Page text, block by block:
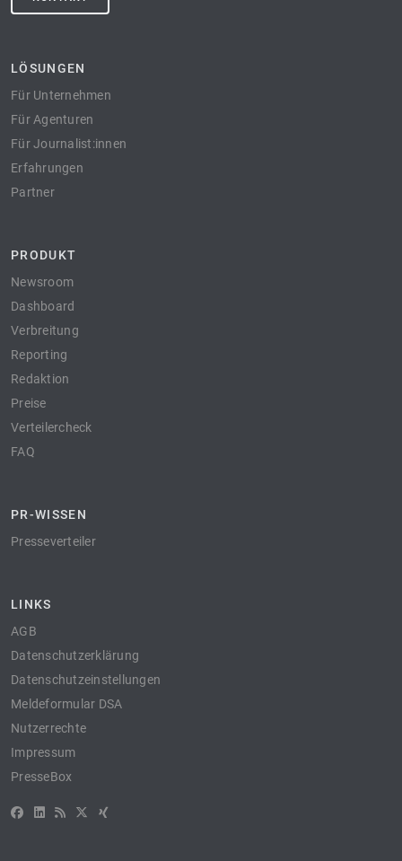
LÖSUNGEN
Für Unternehmen
Für Agenturen
Für Journalist:innen
Erfahrungen
Partner
PRODUKT
Newsroom
Dashboard
Verbreitung
Reporting
Redaktion
Preise
Verteilercheck
FAQ
PR-WISSEN
Presseverteiler
LINKS
AGB
Datenschutzerklärung
Datenschutzeinstellungen
Meldeformular DSA
Nutzerrechte
Impressum
PresseBox